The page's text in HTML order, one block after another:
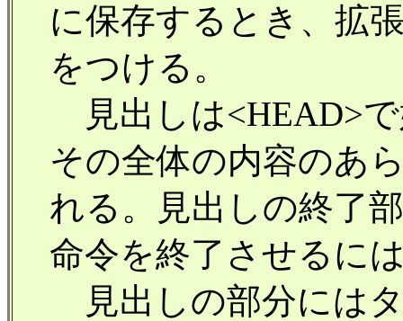
に保存するとき、拡
をつける。
見出しは<HEAD>
その全体の内容のあ
れる。見出しの終了
命令を終了させるに
見出しの部分には